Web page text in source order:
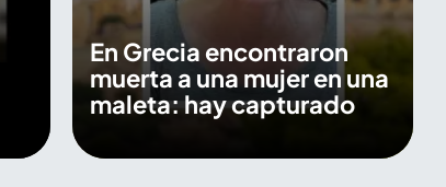
En Grecia encontraron
muerta a una mujer en una
maleta: hay capturado